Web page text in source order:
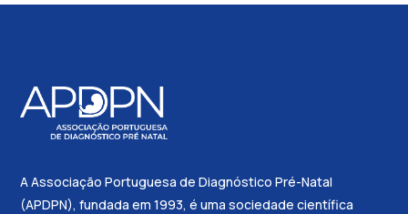
A Associação Portuguesa de Diagnóstico Pré-Natal
(APDPN), fundada em 1993, é uma sociedade científica